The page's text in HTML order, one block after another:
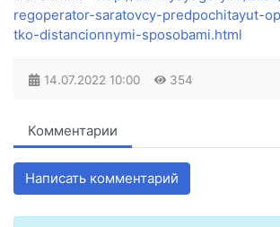
regoperator-saratovcy-predpochitayut-
tko-distancionnymi-sposobami.html
14.07.2022 10:00 354
Комментарии
Написать комментарий